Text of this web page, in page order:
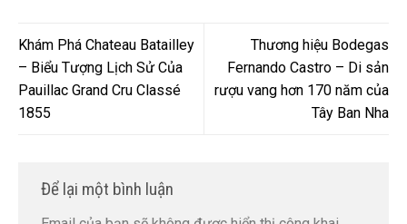
Khám Phá Chateau Batailley
– Biểu Tượng Lịch Sử Của
Pauillac Grand Cru Classé
1855
Thương hiệu Bodegas
Fernando Castro – Di sản
rượu vang hơn 170 năm của
Tây Ban Nha
Để lại một bình luận